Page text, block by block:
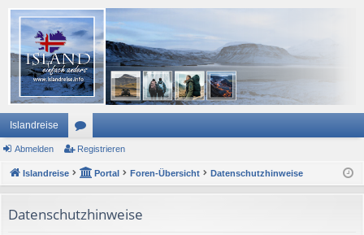
Islandreise
or
en
Abmelden Registrieren
Islandreise Portal Foren-Übersicht Datenschutzhinweise
Datenschutzhinweise